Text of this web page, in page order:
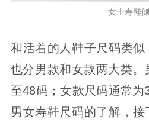
女士寿鞋
和活着的人鞋子尺码类
也分男款和女款两大类。
至48码；女款尺码通常
男女寿鞋尺码的了解，接